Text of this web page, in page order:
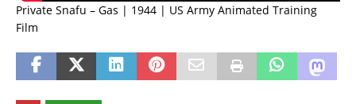
Private Snafu – Gas | 1944 | US Army Animated Training
Film